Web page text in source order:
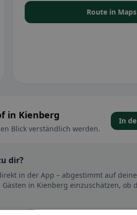
Route in Maps
in Kienberg
Blick verständlich werden.
In
dir?
in der App – abgestimmt auf deine
in Kienberg einzuschätzen, ob